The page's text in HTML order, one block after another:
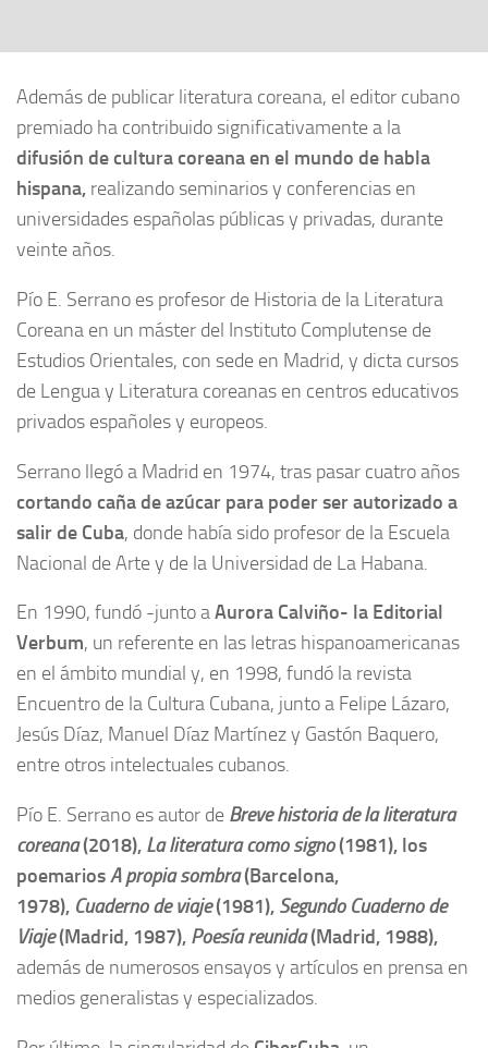
Además de publicar literatura coreana, el editor cubano
premiado ha contribuido significativamente a la
difusión de cultura coreana en el mundo de habla
hispana, realizando seminarios y conferencias en
universidades españolas públicas y privadas, durante
veinte años.
Pío E. Serrano es profesor de Historia de la Literatura
Coreana en un máster del Instituto Complutense de
Estudios Orientales, con sede en Madrid, y dicta cursos
de Lengua y Literatura coreanas en centros educativos
privados españoles y europeos.
Serrano llegó a Madrid en 1974, tras pasar cuatro años
cortando caña de azúcar para poder ser autorizado a
salir de Cuba, donde había sido profesor de la Escuela
Nacional de Arte y de la Universidad de La Habana.
En 1990, fundó -junto aAurora Calviño- la Editorial
Verbum, un referente en las letras hispanoamericanas
en el ámbito mundial y, en 1998, fundó la revista
Encuentro de la Cultura Cubana, junto a Felipe Lázaro,
Jesús Díaz, Manuel Díaz Martínez y Gastón Baquero,
entre otros intelectuales cubanos.
Pío E. Serrano es autor de Breve historia de la literatura
coreana(2018), La literatura como signo(1981), los
poemariosA propia sombra(Barcelona,
1978), Cuaderno de viaje(1981), Segundo Cuaderno de
Viaje(Madrid, 1987), Poesía reunida(Madrid, 1988),
además de numerosos ensayos y artículos en prensa en
medios generalistas y especializados.